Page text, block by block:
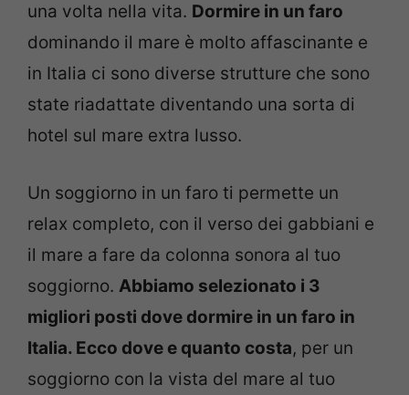
una volta nella vita. Dormire in un faro
dominando il mare è molto affascinante e
in Italia ci sono diverse strutture che sono
state riadattate diventando una sorta di
hotel sul mare extra lusso.
Un soggiorno in un faro ti permette un
relax completo, con il verso dei gabbiani e
il mare a fare da colonna sonora al tuo
soggiorno. Abbiamo selezionato i 3
migliori posti dove dormire in un faro in
Italia. Ecco dove e quanto costa, per un
soggiorno con la vista del mare al tuo